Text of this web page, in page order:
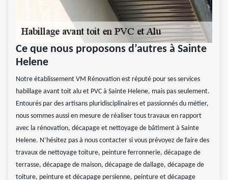
Ce que nous proposons d’autres à Sainte
Helene
Notre établissement VM Rénovation est réputé pour ses services
habillage avant toit alu et PVC à Sainte Helene, mais pas seulement.
Entourés par des artisans pluridisciplinaires et passionnés du métier,
nous sommes aussi en mesure de réaliser tous travaux en rapport
avec la rénovation, décapage et nettoyage de bâtiment à Sainte
Helene. N’hésitez pas à nous contacter si vous prévoyez de faire des
travaux de nettoyage toiture, peinture ferronnerie, décapage de
terrasse, décapage de maison, décapage de dallage, décapage de
toiture, peinture et décapage persienne, peinture et décapage